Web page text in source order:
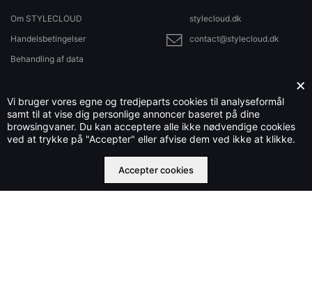
Stylecloud.dk ejes og drives af Che IT Group OÜ nr. 16569877
©2023 stylecloud.dk | All rights reserved
Om STYLECLOUD
Handelsbetingelser
Behandling af data
stylecloud.dk
contact@stylecloud.dk
×
Vi bruger vores egne og tredjeparts cookies til analyseformål
samt til at vise dig personlige annoncer baseret på dine
browsingvaner. Du kan acceptere alle ikke nødvendige cookies
ved at trykke på "Accepter" eller afvise dem ved ikke at klikke.
Accepter cookies